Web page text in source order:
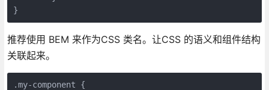
推荐使用 BEM 来作为CSS 类名。让CSS 的语义和组件结构
关联起来。
.my-component {